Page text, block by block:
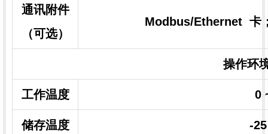
通讯附件
（可选）
Modbus/Ethernet 卡
操作环
工作温度 0
储存温度 -